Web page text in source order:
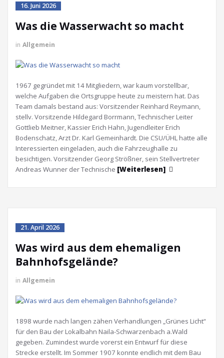
16. Juni 2026
Was die Wasserwacht so macht
in Allgemein
1967 gegründet mit 14 Mitgliedern, war kaum vorstellbar,
welche Aufgaben die Ortsgruppe heute zu meistern hat. Das
Team damals bestand aus: Vorsitzender Reinhard Reymann,
stellv. Vorsitzende Hildegard Borrmann, Technischer Leiter
Gottlieb Meitner, Kassier Erich Hahn, Jugendleiter Erich
Bodenschatz, Arzt Dr. Karl Gemeinhardt. Die CSU/ÜHL hatte alle
Interessierten eingeladen, auch die Fahrzeughalle zu
besichtigen. Vorsitzender Georg Strößner, sein Stellvertreter
Andreas Wunner der Technische [Weiterlesen]
21. April 2026
Was wird aus dem ehemaligen
Bahnhofsgelände?
in Allgemein
1898 wurde nach langen zähen Verhandlungen „Grünes Licht“
für den Bau der Lokalbahn Naila-Schwarzenbach a.Wald
gegeben. Zumindest wurde vorerst ein Entwurf für diese
Strecke erstellt. Im Sommer 1907 konnte endlich mit dem Bau